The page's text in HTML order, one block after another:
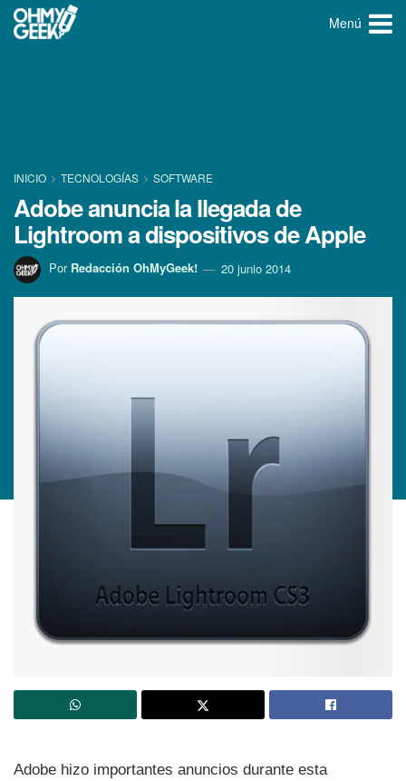
Menú
INICIO TECNOLOGÍ­AS SOFTWARE
Adobe anuncia la llegada de
Lightroom a dispositivos de Apple
Por Redacción OhMyGeek! 20 junio 2014
Adobe hizo importantes anuncios durante esta